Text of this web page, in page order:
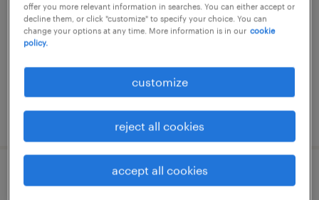
栃木, 栃木県
contract
¥3,150,000 - ¥4,060,000 per year, 年収315 ～
posted 23 september 2024
電気・電子・半導体のマシンオペレーター
offer you more relevant information in searches. You can either accept or
decline them, or click "customize" to specify your choice. You can
change your options at any time. More information is in our cookie
policy.
customize
reject all cookies
accept all cookies